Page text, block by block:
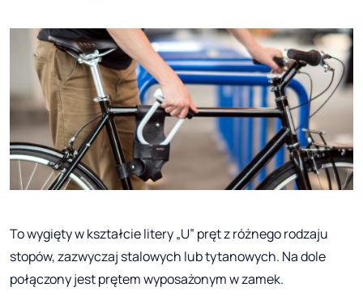
To wygięty w kształcie litery „U” pręt z różnego rodzaju
stopów, zazwyczaj stalowych lub tytanowych. Na dole
połączony jest prętem wyposażonym w zamek.